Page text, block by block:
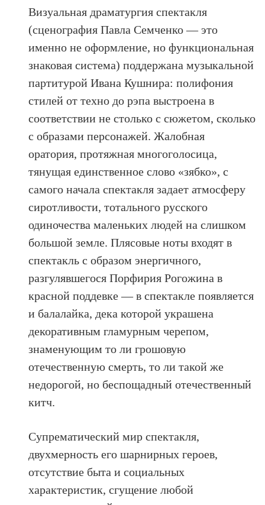
Визуальная драматургия спектакля
(сценография Павла Семченко — это
именно не оформление, но функциональная
знаковая система) поддержана музыкальной
партитурой Ивана Кушнира: полифония
стилей от техно до рэпа выстроена в
соответствии не столько с сюжетом, сколько
с образами персонажей. Жалобная
оратория, протяжная многоголосица,
тянущая единственное слово «зябко», с
самого начала спектакля задает атмосферу
сиротливости, тотального русского
одиночества маленьких людей на слишком
большой земле. Плясовые ноты входят в
спектакль с образом энергичного,
разгулявшегося Порфирия Рогожина в
красной поддевке — в спектакле появляется
и балалайка, дека которой украшена
декоративным гламурным черепом,
знаменующим то ли грошовую
отечественную смерть, то ли такой же
недорогой, но беспощадный отечественный
китч.
Супрематический мир спектакля,
двухмерность его шарнирных героев,
отсутствие быта и социальных
характеристик, сгущение любой